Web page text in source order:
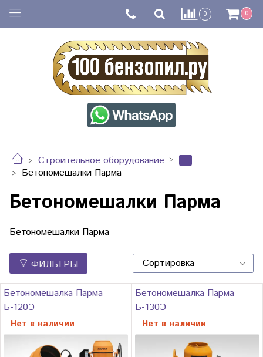
0 0
Строительное оборудование
-
Бетономешалки Парма
Бетономешалки Парма
Бетономешалки Парма
ФИЛЬТРЫ
Бетономешалка Парма
Б-120Э
Нет в наличии
Бетономешалка Парма
Б-130Э
Нет в наличии